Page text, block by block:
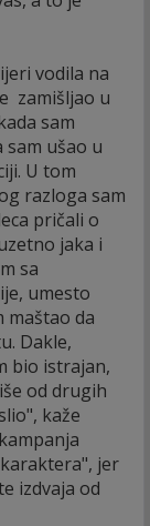
vodila na
zamišljao u
sam
sam ušao u
U tom
razloga sam
pričali o
jaka i
sa
umesto
maštao da
Dakle,
bio istrajan,
od drugih
kaže
jer
izdvaja od